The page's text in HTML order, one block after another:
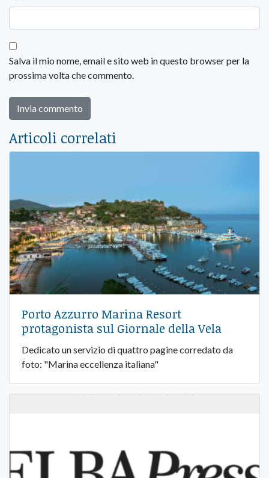
Salva il mio nome, email e sito web in questo browser per la
prossima volta che commento.
Articoli correlati
Porto Azzurro Marina Resort
protagonista sul Giornale della Vela
Dedicato un servizio di quattro pagine corredato da
foto: "Marina eccellenza italiana"